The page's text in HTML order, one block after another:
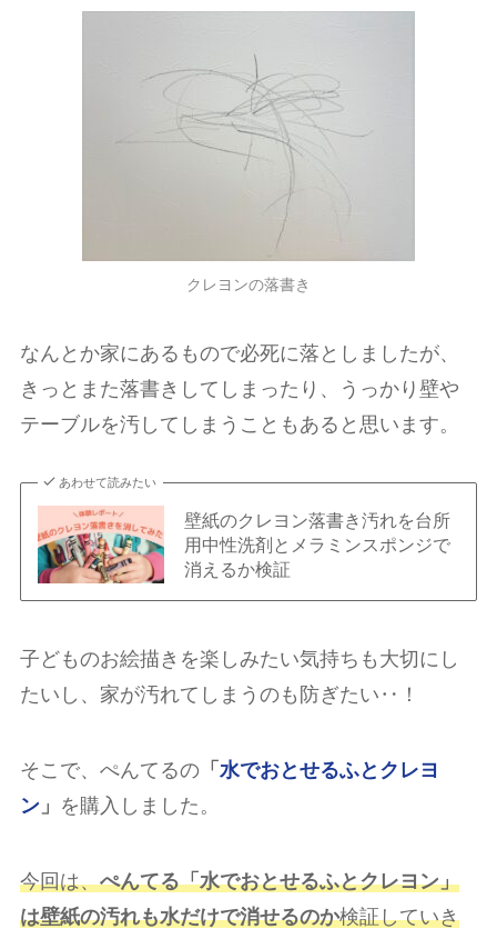
クレヨンの落書き
なんとか家にあるもので必死に落としましたが、
きっとまた落書きしてしまったり、うっかり壁や
テーブルを汚してしまうこともあると思います。
あわせて読みたい
壁紙のクレヨン落書き汚れを台所
用中性洗剤とメラミンスポンジで
消えるか検証
子どものお絵描きを楽しみたい気持ちも大切にし
たいし、家が汚れてしまうのも防ぎたい‥！
そこで、ぺんてるの「 水でおとせるふとクレヨ
ン」 を購入しました。
今回は、ぺんてる「水でおとせるふとクレヨン」
は壁紙の汚れも水だけで消せるのか検証していき